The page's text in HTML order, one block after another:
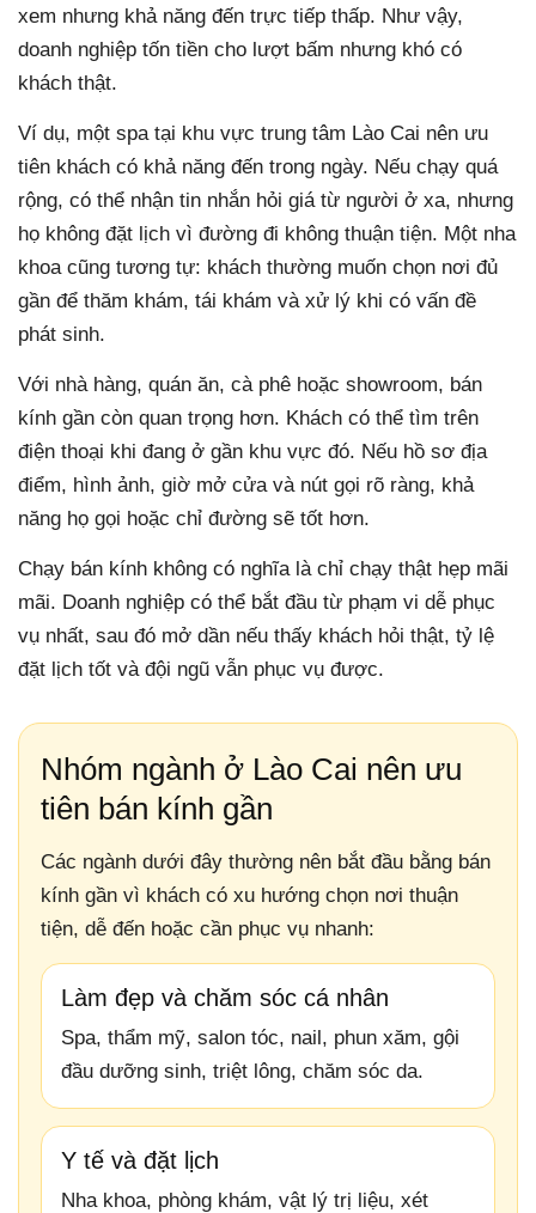
xem nhưng khả năng đến trực tiếp thấp. Như vậy,
doanh nghiệp tốn tiền cho lượt bấm nhưng khó có
khách thật.
Ví dụ, một spa tại khu vực trung tâm Lào Cai nên ưu
tiên khách có khả năng đến trong ngày. Nếu chạy quá
rộng, có thể nhận tin nhắn hỏi giá từ người ở xa, nhưng
họ không đặt lịch vì đường đi không thuận tiện. Một nha
khoa cũng tương tự: khách thường muốn chọn nơi đủ
gần để thăm khám, tái khám và xử lý khi có vấn đề
phát sinh.
Với nhà hàng, quán ăn, cà phê hoặc showroom, bán
kính gần còn quan trọng hơn. Khách có thể tìm trên
điện thoại khi đang ở gần khu vực đó. Nếu hồ sơ địa
điểm, hình ảnh, giờ mở cửa và nút gọi rõ ràng, khả
năng họ gọi hoặc chỉ đường sẽ tốt hơn.
Chạy bán kính không có nghĩa là chỉ chạy thật hẹp mãi
mãi. Doanh nghiệp có thể bắt đầu từ phạm vi dễ phục
vụ nhất, sau đó mở dần nếu thấy khách hỏi thật, tỷ lệ
đặt lịch tốt và đội ngũ vẫn phục vụ được.
Nhóm ngành ở Lào Cai nên ưu
tiên bán kính gần
Các ngành dưới đây thường nên bắt đầu bằng bán
kính gần vì khách có xu hướng chọn nơi thuận
tiện, dễ đến hoặc cần phục vụ nhanh:
Làm đẹp và chăm sóc cá nhân
Spa, thẩm mỹ, salon tóc, nail, phun xăm, gội
đầu dưỡng sinh, triệt lông, chăm sóc da.
Y tế và đặt lịch
Nha khoa, phòng khám, vật lý trị liệu, xét